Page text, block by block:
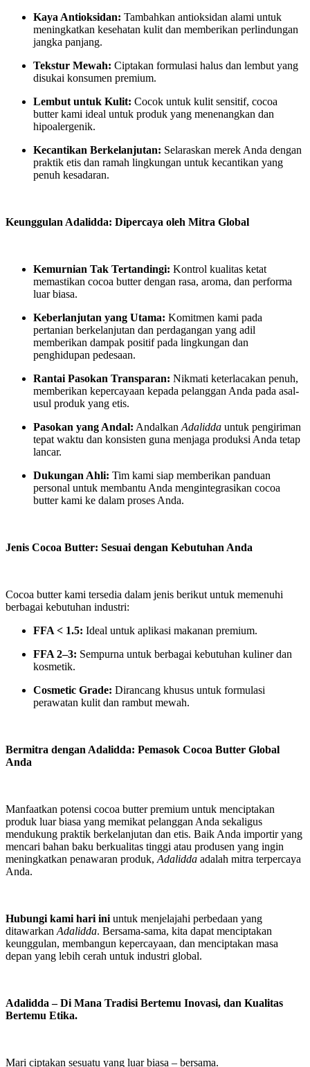
Kaya Antioksidan: Tambahkan antioksidan alami untuk
meningkatkan kesehatan kulit dan memberikan perlindungan
jangka panjang.
Tekstur Mewah: Ciptakan formulasi halus dan lembut yang
disukai konsumen premium.
Lembut untuk Kulit: Cocok untuk kulit sensitif, cocoa
butter kami ideal untuk produk yang menenangkan dan
hipoalergenik.
Kecantikan Berkelanjutan: Selaraskan merek Anda dengan
praktik etis dan ramah lingkungan untuk kecantikan yang
penuh kesadaran.
Keunggulan Adalidda: Dipercaya oleh Mitra Global
Kemurnian Tak Tertandingi: Kontrol kualitas ketat
memastikan cocoa butter dengan rasa, aroma, dan performa
luar biasa.
Keberlanjutan yang Utama: Komitmen kami pada
pertanian berkelanjutan dan perdagangan yang adil
memberikan dampak positif pada lingkungan dan
penghidupan pedesaan.
Rantai Pasokan Transparan: Nikmati keterlacakan penuh,
memberikan kepercayaan kepada pelanggan Anda pada asal-
usul produk yang etis.
Pasokan yang Andal: Andalkan Adalidda untuk pengiriman
tepat waktu dan konsisten guna menjaga produksi Anda tetap
lancar.
Dukungan Ahli: Tim kami siap memberikan panduan
personal untuk membantu Anda mengintegrasikan cocoa
butter kami ke dalam proses Anda.
Jenis Cocoa Butter: Sesuai dengan Kebutuhan Anda
Cocoa butter kami tersedia dalam jenis berikut untuk memenuhi
berbagai kebutuhan industri:
FFA < 1.5: Ideal untuk aplikasi makanan premium.
FFA 2–3: Sempurna untuk berbagai kebutuhan kuliner dan
kosmetik.
Cosmetic Grade: Dirancang khusus untuk formulasi
perawatan kulit dan rambut mewah.
Bermitra dengan Adalidda: Pemasok Cocoa Butter Global
Anda
Manfaatkan potensi cocoa butter premium untuk menciptakan
produk luar biasa yang memikat pelanggan Anda sekaligus
mendukung praktik berkelanjutan dan etis. Baik Anda importir yang
mencari bahan baku berkualitas tinggi atau produsen yang ingin
meningkatkan penawaran produk, Adalidda adalah mitra terpercaya
Anda.
Hubungi kami hari ini untuk menjelajahi perbedaan yang
ditawarkan Adalidda. Bersama-sama, kita dapat menciptakan
keunggulan, membangun kepercayaan, dan menciptakan masa
depan yang lebih cerah untuk industri global.
Adalidda – Di Mana Tradisi Bertemu Inovasi, dan Kualitas
Bertemu Etika.
Mari ciptakan sesuatu yang luar biasa – bersama.